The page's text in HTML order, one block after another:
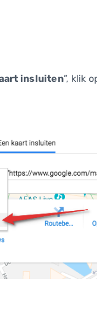
insluiten”, klik